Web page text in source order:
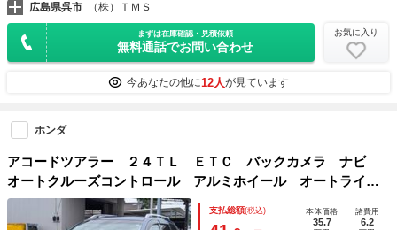
広島県呉市 （株）ＴＭＳ
まずは在庫確認・見積依頼
無料通話でお問い合わせ
お気に入り
今あなたの他に12人が見ています
ホンダ
アコードツアラー ２４ＴＬ ＥＴＣ バックカメラ ナビ
オートクルーズコントロール アルミホイール オートライ
ト ＨＩＤ パワーシート キーレスエントリー ＡＴ 盗難
防止システム 衝突安全ボディ ルーフレール ＡＢＳ ＥＳ
支払総額(税込) 本体価格
35.7
諸費用
6.2